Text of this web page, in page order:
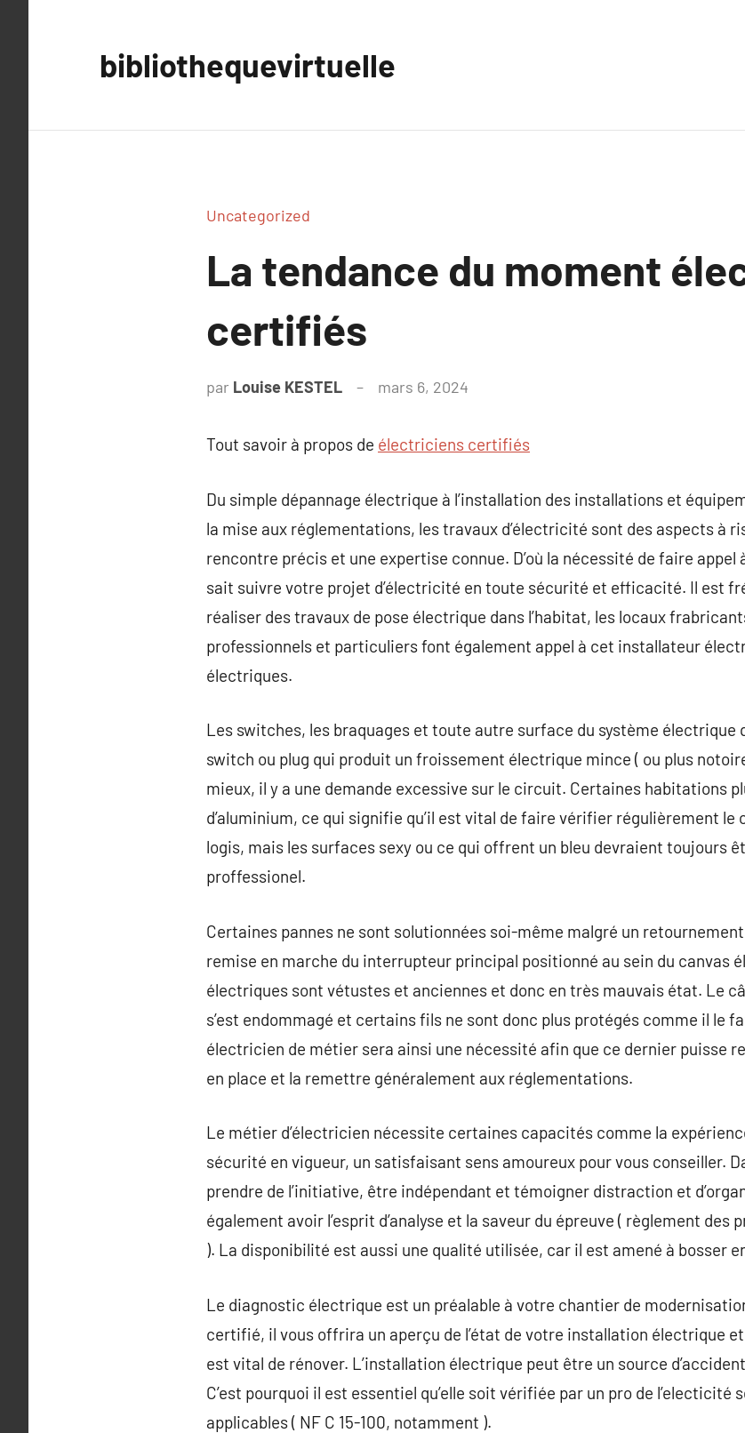
bibliothequevirtuelle
Uncategorized
La tendance du moment
certifiés
par Louise KESTEL mars 6, 2024
Tout savoir à propos de électriciens certifiés
Du simple dépannage électrique à l’installation des installations et
la mise aux réglementations, les travaux d’électricité sont des aspects à
rencontre précis et une expertise connue. D’où la nécessité de faire
sait suivre votre projet d’électricité en toute sécurité et efficacité. Il est
réaliser des travaux de pose électrique dans l’habitat, les locaux
professionnels et particuliers font également appel à cet installateur
électriques.
Les switches, les braquages et toute autre surface du système
switch ou plug qui produit un froissement électrique mince ( ou plus
mieux, il y a une demande excessive sur le circuit. Certaines habitations
d’aluminium, ce qui signifie qu’il est vital de faire vérifier régulièrement
logis, mais les surfaces sexy ou ce qui offrent un bleu devraient toujours
proffessionel.
Certaines pannes ne sont solutionnées soi-même malgré un
remise en marche du interrupteur principal positionné au sein du canvas
électriques sont vétustes et anciennes et donc en très mauvais état. Le
s’est endommagé et certains fils ne sont donc plus protégés comme il le
électricien de métier sera ainsi une nécessité afin que ce dernier puisse
en place et la remettre généralement aux réglementations.
Le métier d’électricien nécessite certaines capacités comme la
sécurité en vigueur, un satisfaisant sens amoureux pour vous conseiller.
prendre de l’initiative, être indépendant et témoigner distraction et
également avoir l’esprit d’analyse et la saveur du épreuve ( règlement
). La disponibilité est aussi une qualité utilisée, car il est amené à bosser
Le diagnostic électrique est un préalable à votre chantier de
certifié, il vous offrira un aperçu de l’état de votre installation électrique
est vital de rénover. L’installation électrique peut être un source
C’est pourquoi il est essentiel qu’elle soit vérifiée par un pro de l’electicité
applicables ( NF C 15-100, notamment ).